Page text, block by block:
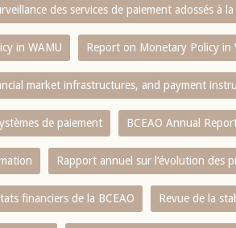
des services de paiement adossés à
in WAMU Report on Monetary Policy in
market infrastructures, and payment
de paiement BCEAO Annual
Rapport annuel sur l‘évolution des
financiers de la BCEAO Revue de la